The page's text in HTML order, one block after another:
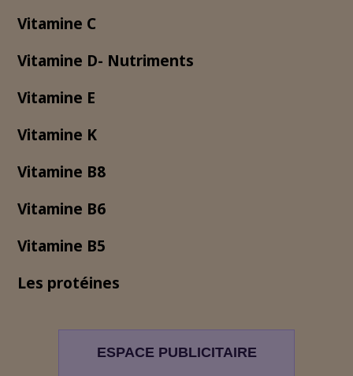
Vitamine C
Vitamine D- Nutriments
Vitamine E
Vitamine K
Vitamine B8
Vitamine B6
Vitamine B5
Les protéines
ESPACE PUBLICITAIRE